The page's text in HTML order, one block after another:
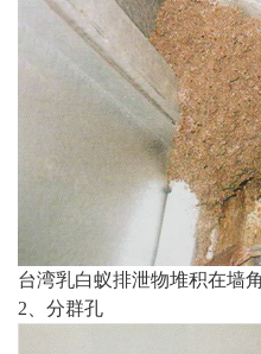
台湾乳白蚁排泄物堆积在墙
2、分群孔